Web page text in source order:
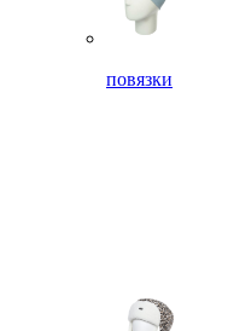
повязки